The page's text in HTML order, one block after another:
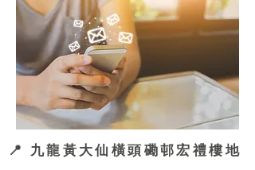
📍 九龍黃大仙橫頭磡邨宏禮樓地